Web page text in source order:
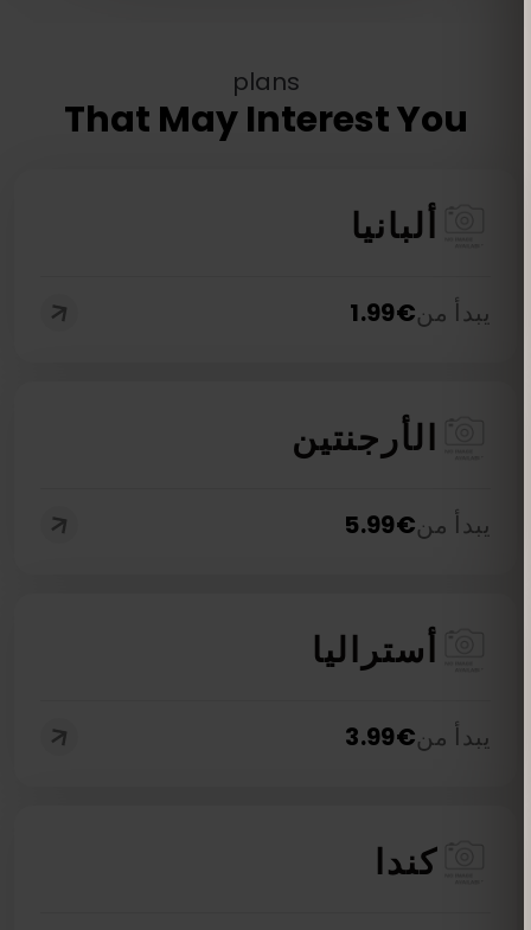
plans
That May Interest You
ألبانيا
يبدأ من€
1.99
الأرجنتين
يبدأ من€
5.99
أستراليا
يبدأ من€
3.99
كندا